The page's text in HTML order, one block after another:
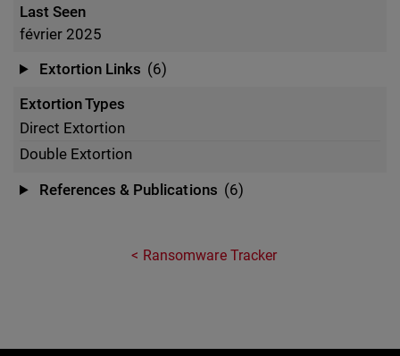
Last Seen
février 2025
Extortion Links (6)
Extortion Types
Direct Extortion
Double Extortion
References & Publications (6)
Ransomware Tracker